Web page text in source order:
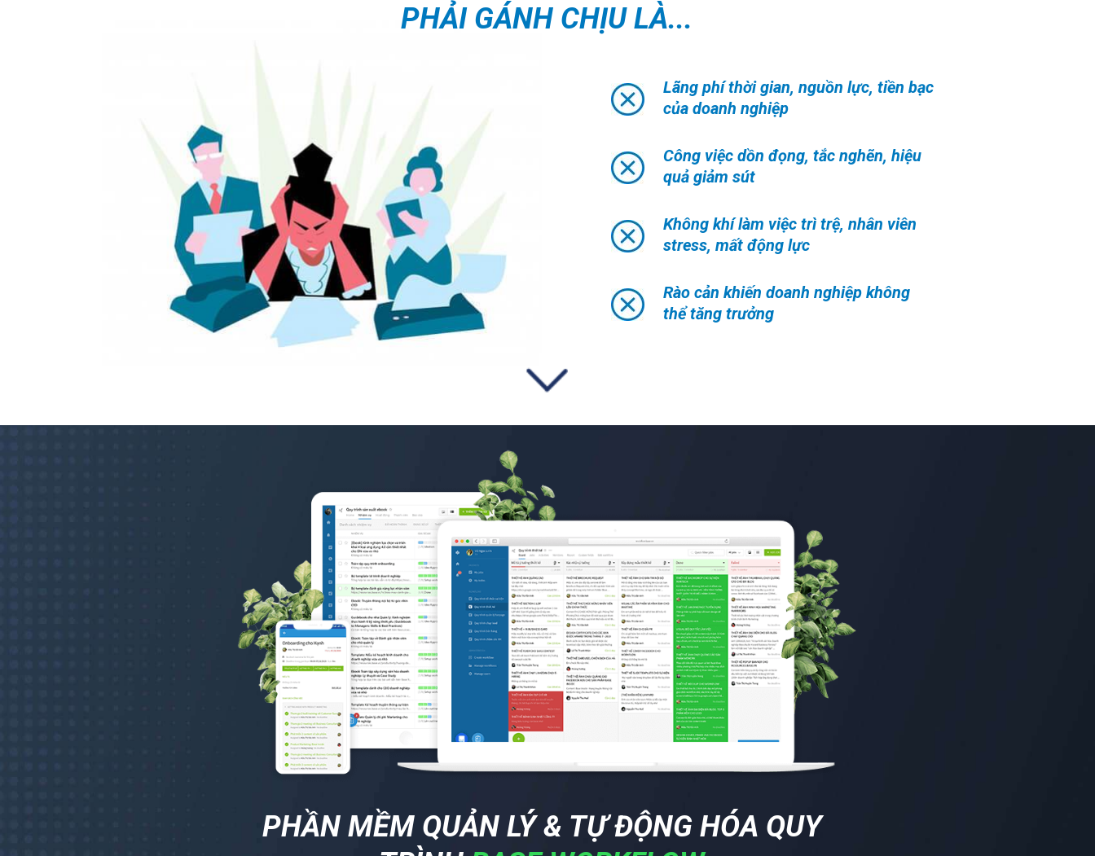
PHẦN MỀM QUẢN LÝ & TỰ ĐỘNG HÓA QUY
Lãng phí thời gian, nguồn lực, tiền bạc
của doanh nghiệp
Công việc dồn đọng, tắc nghẽn, hiệu
quả giảm sút
PHẢI GÁNH CHỊU LÀ...
Không khí làm việc trì trệ, nhân viên
stress, mất động lực
Rào cản khiến doanh nghiệp không
thể tăng trưởng